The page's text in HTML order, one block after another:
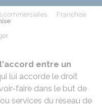
commerciales
Franchise
entre un
lui accorde le droit
faire dans le but de
services du réseau de